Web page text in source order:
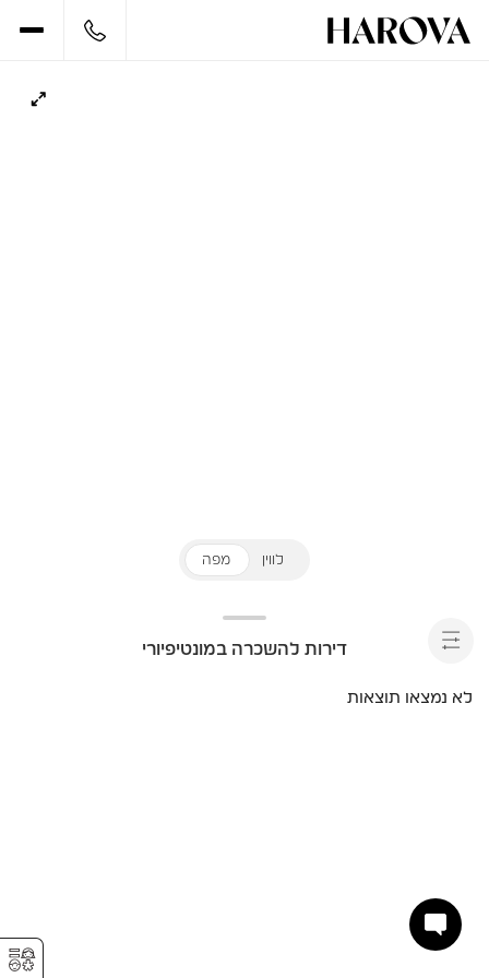
מפה לווין
דירות להשכרה במונטיפיורי
לא נמצאו תוצאות
⚥︎